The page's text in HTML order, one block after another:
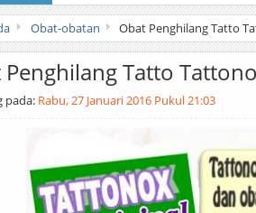
Honda Brio 1.3 E AT CBU 2012
Obat-obatan Obat Penghilang Tatto
Penghilang Tatto
pada: Rabu, 27 Januari 2016 Pukul 21:03